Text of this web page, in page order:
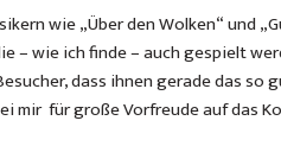
wie „Über den Wolken“ und
– wie ich finde – auch gespielt
dass ihnen gerade das
mir für große Vorfreude auf das